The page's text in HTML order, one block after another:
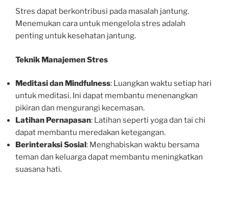
Stres dapat berkontribusi pada masalah jantung.
Menemukan cara untuk mengelola stres adalah
penting untuk kesehatan jantung.
Teknik Manajemen Stres
Meditasi dan Mindfulness: Luangkan waktu setiap hari
untuk meditasi. Ini dapat membantu menenangkan
pikiran dan mengurangi kecemasan.
Latihan Pernapasan: Latihan seperti yoga dan tai chi
dapat membantu meredakan ketegangan.
Berinteraksi Sosial: Menghabiskan waktu bersama
teman dan keluarga dapat membantu meningkatkan
suasana hati.